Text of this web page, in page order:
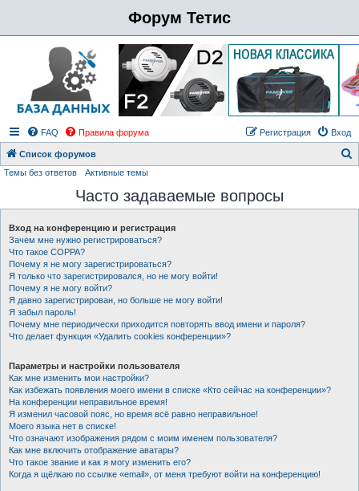
Форум Тетис
FAQ Правила форума Вход
Регистрация
Список форумов
с
Темы без ответов Активные темы
Часто задаваемые вопросы
Вход на конференцию и регистрация
Зачем мне нужно регистрироваться?
Что такое COPPA?
Почему я не могу зарегистрироваться?
Я только что зарегистрировался, но не могу войти!
Почему я не могу войти?
Я давно зарегистрирован, но больше не могу войти!
Я забыл пароль!
Почему мне периодически приходится повторять ввод имени и пароля?
Что делает функция «Удалить cookies конференции»?
Параметры и настройки пользователя
Как мне изменить мои настройки?
Как избежать появления моего имени в списке «Кто сейчас на конференции»?
На конференции неправильное время!
Я изменил часовой пояс, но время всё равно неправильное!
Моего языка нет в списке!
Что означают изображения рядом с моим именем пользователя?
Как мне включить отображение аватары?
Что такое звание и как я могу изменить его?
Когда я щёлкаю по ссылке «email», от меня требуют войти на конференцию!